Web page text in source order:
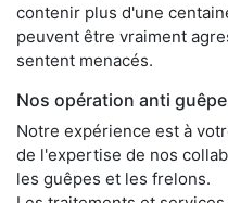
contenir plus d'une
peuvent être vraiment
sentent menacés.
Nos opération anti
Notre expérience est à
de l'expertise de nos
les guêpes et les frelons.